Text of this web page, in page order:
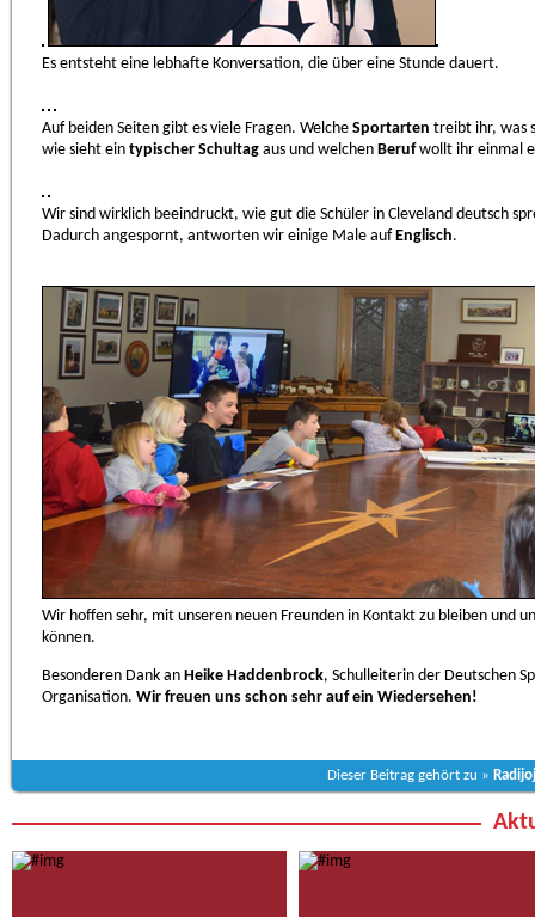
Es entsteht eine lebhafte Konversation, die über eine Stunde dauert.
Auf beiden Seiten gibt es viele Fragen. Welche Sportarten treibt ihr, was
wie sieht ein typischer Schultag aus und welchen Berufwollt ihr einmal
Wir sind wirklich beeindruckt, wie gut die Schüler in Cleveland deutsch
Dadurch angespornt, antworten wir einige Male aufEnglisch.
Wir hoffen sehr, mit unseren neuen Freunden in Kontakt zu bleiben und
können.
Besonderen Dank an Heike Haddenbrock, Schulleiterin der Deutschen
Organisation. Wir freuen uns schon sehr auf ein Wiedersehen!
Dieser Beitrag gehört zu »